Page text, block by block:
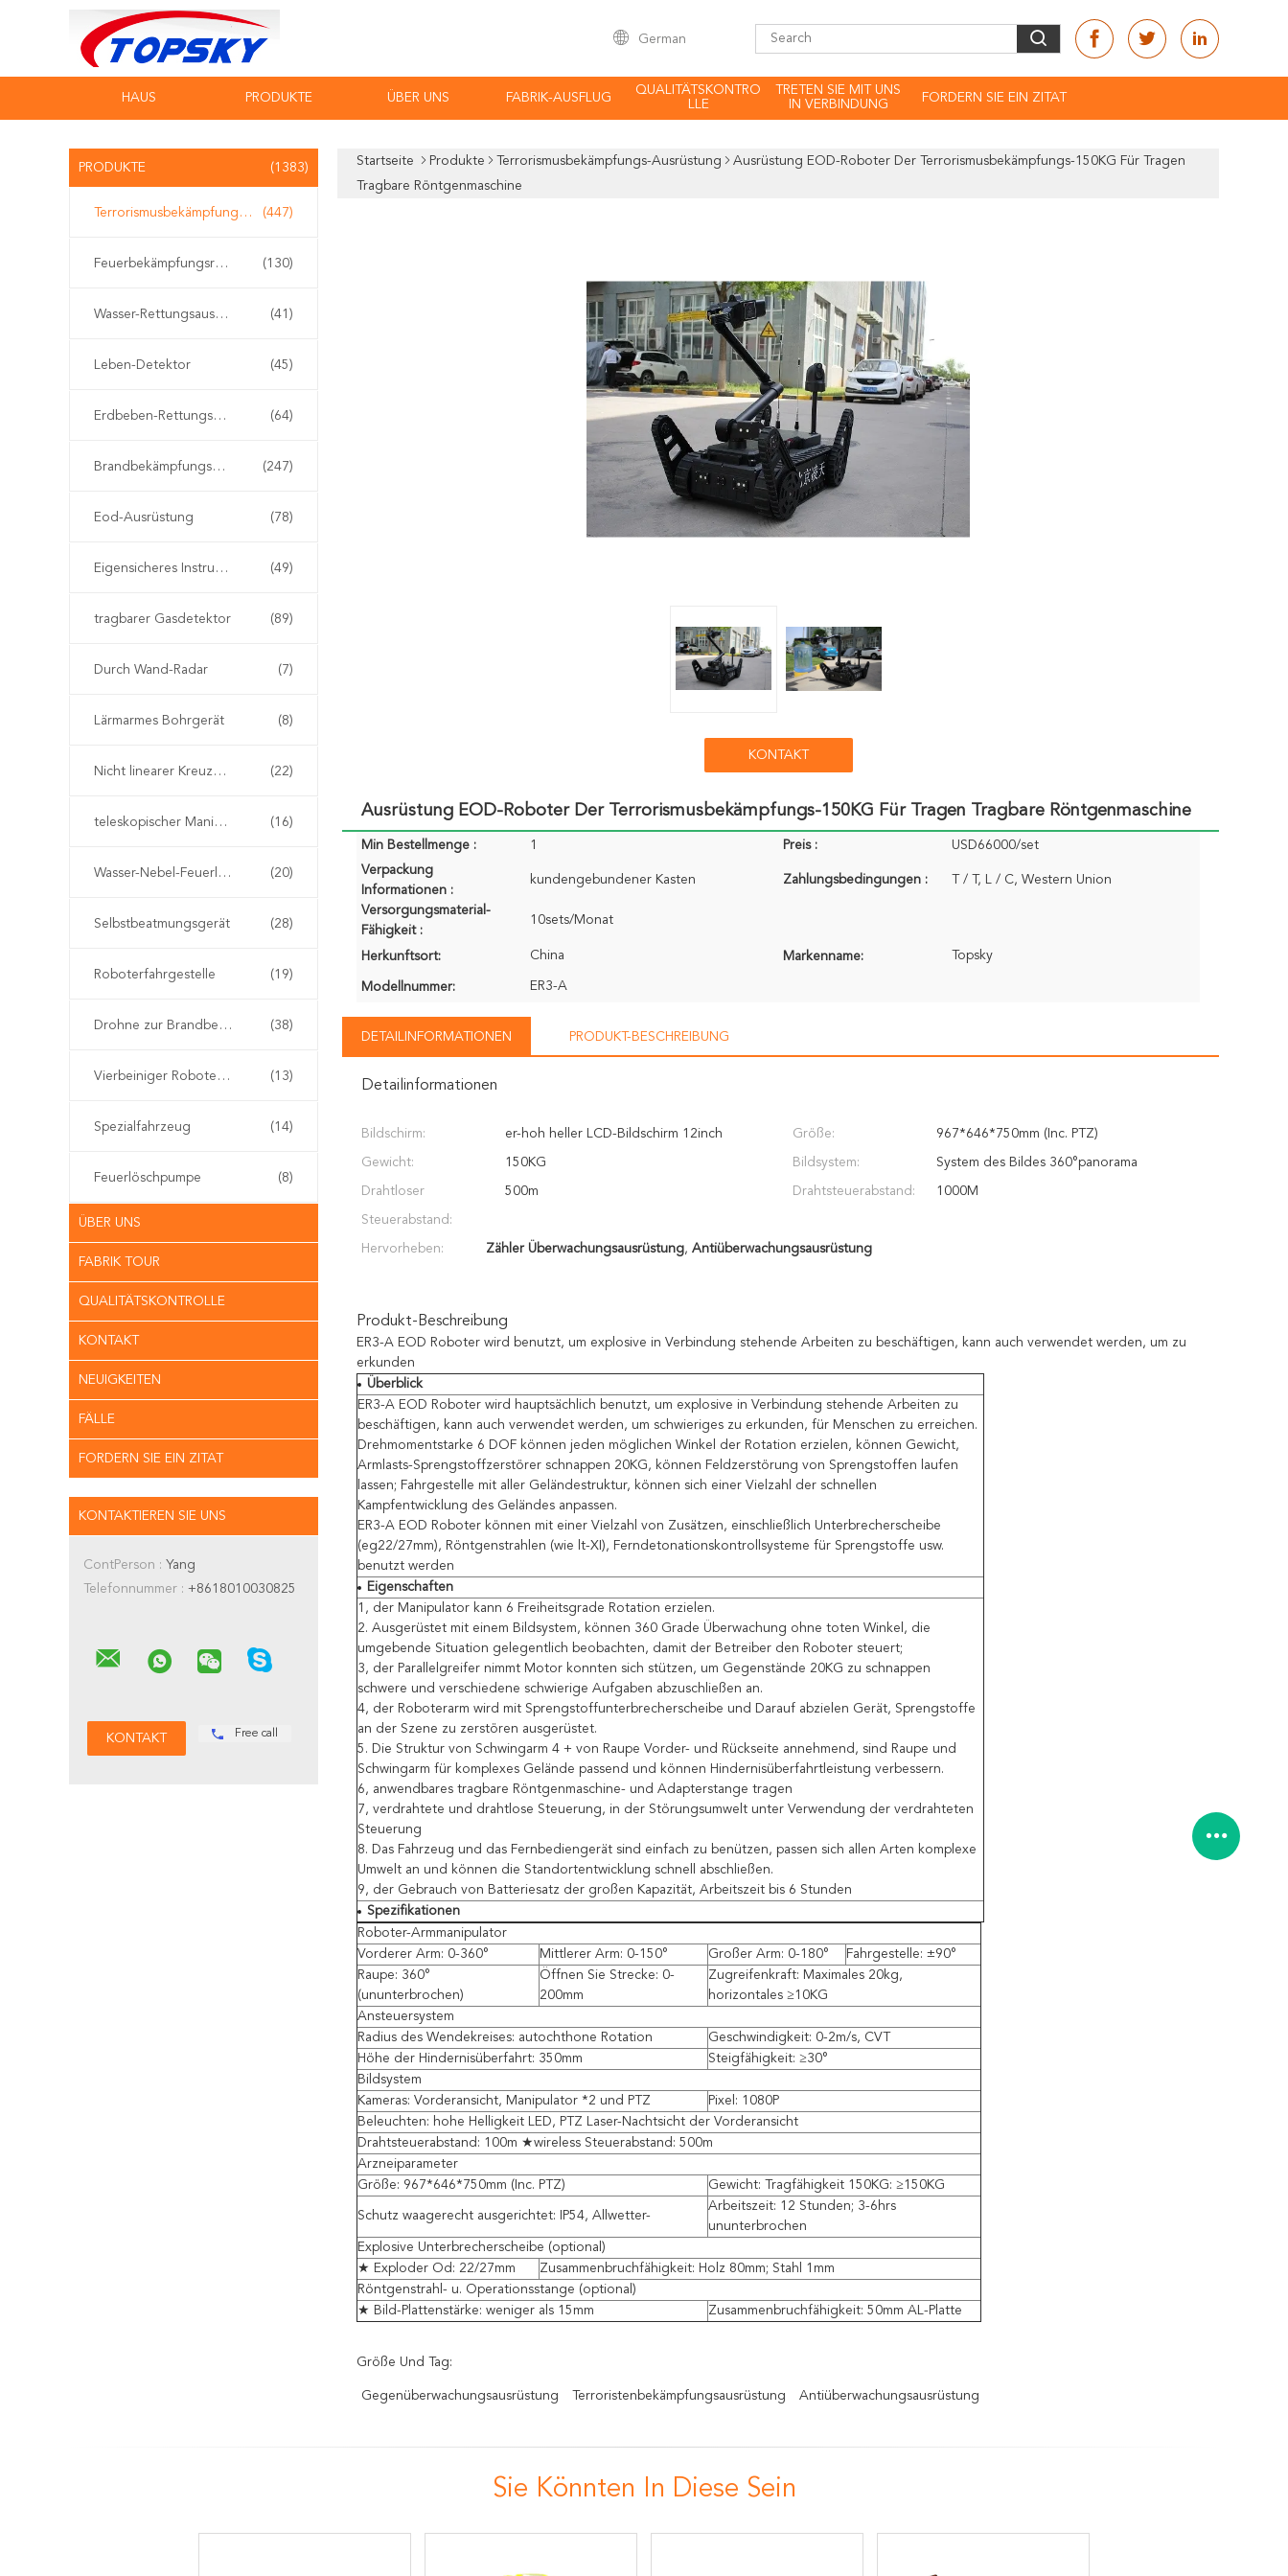
German
HAUS PRODUKTE ÜBER UNS FABRIK-AUSFLUG
QUALITÄTSKONTRO
LLE
TRETEN SIE MIT UNS
IN VERBINDUNG
FORDERN SIE EIN ZITAT
PRODUKTE (1383)
Terrorismusbekämpfungs-Ausrüstung (447)
Feuerbekämpfungsroboter (130)
Wasser-Rettungsausrüstung (41)
Leben-Detektor (45)
Erdbeben-Rettungsausrüstung (64)
Brandbekämpfungseinrichtung (247)
Eod-Ausrüstung (78)
Eigensicheres Instrument (49)
tragbarer Gasdetektor (89)
Durch Wand-Radar (7)
Lärmarmes Bohrgerät (8)
Nicht linearer Kreuzungs-Detektor (22)
teleskopischer Manipulator eod (16)
Wasser-Nebel-Feuerlöscher (20)
Selbstbeatmungsgerät (28)
Roboterfahrgestelle (19)
Drohne zur Brandbekämpfung (38)
Vierbeiniger Roboterhund (13)
Spezialfahrzeug (14)
Feuerlöschpumpe (8)
ÜBER UNS
FABRIK TOUR
QUALITÄTSKONTROLLE
KONTAKT
NEUIGKEITEN
FÄLLE
FORDERN SIE EIN ZITAT
KONTAKTIEREN SIE UNS
ContPerson : Yang
Telefonnummer : +8618010030825
Free call
Startseite Produkte Terrorismusbekämpfungs-Ausrüstung
Ausrüstung EOD-Roboter Der Terrorismusbekämpfungs-150KG Für Tragen
Tragbare Röntgenmaschine
KONTAKT
Ausrüstung EOD-Roboter Der Terrorismusbekämpfungs-150KG Für Tragen Tragbare Röntgenmaschine
Min Bestellmenge : 1 Preis :
USD66000/set
Verpackung
Informationen :
kundengebundener Kasten Zahlungsbedingungen : T / T, L / C, Western Union
Versorgungsmaterial-
Fähigkeit :
10sets/Monat
Herkunftsort: China Markenname: Topsky
Modellnummer: ER3-A
DETAILINFORMATIONEN PRODUKT-BESCHREIBUNG
Detailinformationen
Bildschirm: er-hoh heller LCD-Bildschirm 12inch Größe: 967*646*750mm (Inc. PTZ)
Gewicht: 150KG Bildsystem: System des Bildes 360°panorama
Drahtloser
Steuerabstand:
500m Drahtsteuerabstand: 1000M
Hervorheben: Zähler Überwachungsausrüstung, Antiüberwachungsausrüstung
Produkt-Beschreibung
ER3-A EOD Roboter wird benutzt, um explosive in Verbindung stehende Arbeiten zu beschäftigen, kann auch verwendet werden, um zu
erkunden
Überblick
ER3-A EOD Roboter wird hauptsächlich benutzt, um explosive in Verbindung stehende Arbeiten zu
beschäftigen, kann auch verwendet werden, um schwieriges zu erkunden, für Menschen zu erreichen.
Drehmomentstarke 6 DOF können jeden möglichen Winkel der Rotation erzielen, können Gewicht,
Armlasts-Sprengstoffzerstörer schnappen 20KG, können Feldzerstörung von Sprengstoffen laufen
lassen; Fahrgestelle mit aller Geländestruktur, können sich einer Vielzahl der schnellen
Kampfentwicklung des Geländes anpassen.
ER3-A EOD Roboter können mit einer Vielzahl von Zusätzen, einschließlich Unterbrecherscheibe
(eg22/27mm), Röntgenstrahlen (wie lt-XI), Ferndetonationskontrollsysteme für Sprengstoffe usw.
benutzt werden
Eigenschaften
1, der Manipulator kann 6 Freiheitsgrade Rotation erzielen.
2. Ausgerüstet mit einem Bildsystem, können 360 Grade Überwachung ohne toten Winkel, die
umgebende Situation gelegentlich beobachten, damit der Betreiber den Roboter steuert;
3, der Parallelgreifer nimmt Motor konnten sich stützen, um Gegenstände 20KG zu schnappen
schwere und verschiedene schwierige Aufgaben abzuschließen an.
4, der Roboterarm wird mit Sprengstoffunterbrecherscheibe und Darauf abzielen Gerät, Sprengstoffe
an der Szene zu zerstören ausgerüstet.
5. Die Struktur von Schwingarm 4 + von Raupe Vorder- und Rückseite annehmend, sind Raupe und
Schwingarm für komplexes Gelände passend und können Hindernisüberfahrtleistung verbessern.
6, anwendbares tragbare Röntgenmaschine- und Adapterstange tragen
7, verdrahtete und drahtlose Steuerung, in der Störungsumwelt unter Verwendung der verdrahteten
Steuerung
8. Das Fahrzeug und das Fernbediengerät sind einfach zu benützen, passen sich allen Arten komplexe
Umwelt an und können die Standortentwicklung schnell abschließen.
9, der Gebrauch von Batteriesatz der großen Kapazität, Arbeitszeit bis 6 Stunden
Spezifikationen
Roboter-Armmanipulator
Vorderer Arm: 0-360°
Mittlerer Arm: 0-150° Großer Arm: 0-180°
Fahrgestelle: ±90°
Raupe: 360°
(ununterbrochen)
Öffnen Sie Strecke: 0-
200mm
Zugreifenkraft: Maximales 20kg,
horizontales ≥10KG
Ansteuersystem
Radius des Wendekreises: autochthone Rotation
Geschwindigkeit: 0-2m/s, CVT
Höhe der Hindernisüberfahrt: 350mm
Steigfähigkeit: ≥30°
Bildsystem
Kameras: Vorderansicht, Manipulator *2 und PTZ
Pixel: 1080P
Beleuchten: hohe Helligkeit LED, PTZ Laser-Nachtsicht der Vorderansicht
Drahtsteuerabstand: 100m ★wireless Steuerabstand: 500m
Arzneiparameter
Größe: 967*646*750mm (Inc. PTZ)
Gewicht: Tragfähigkeit 150KG: ≥150KG
Schutz waagerecht ausgerichtet: IP54, Allwetter-
Arbeitszeit: 12 Stunden; 3-6hrs
ununterbrochen
Explosive Unterbrecherscheibe (optional)
★ Exploder Od: 22/27mm
Zusammenbruchfähigkeit: Holz 80mm; Stahl 1mm
Röntgenstrahl- u. Operationsstange (optional)
★ Bild-Plattenstärke: weniger als 15mm
Zusammenbruchfähigkeit: 50mm AL-Platte
Größe Und Tag:
Gegenüberwachungsausrüstung Terroristenbekämpfungsausrüstung Antiüberwachungsausrüstung
Sie Könnten In Diese Sein